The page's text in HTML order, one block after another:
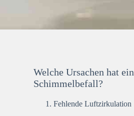
Welche Ursachen hat ein
Schimmelbefall?
Fehlende Luftzirkulation